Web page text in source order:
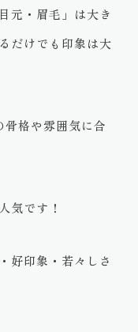
元・眉毛」は大き
だけでも印象は大
格や雰囲気に合
気です！
好印象・若々しさ